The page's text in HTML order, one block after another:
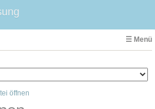
☰ Menü
öffnen